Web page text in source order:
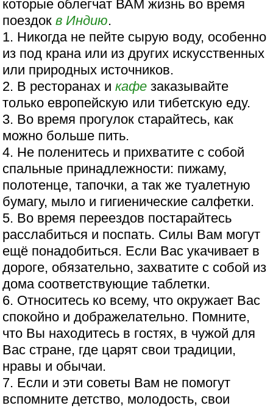
которые облегчат ВАМ жизнь во время
поездокв Индию.
1. Никогда не пейте сырую воду, особенно
из под крана или из других искусственных
или природных источников.
2. В ресторанах икафе заказывайте
только европейскую или тибетскую еду.
3. Во время прогулок старайтесь, как
можно больше пить.
4. Не поленитесь и прихватите с собой
спальные принадлежности: пижаму,
полотенце, тапочки, а так же туалетную
бумагу, мыло и гигиенические салфетки.
5. Во время переездов постарайтесь
расслабиться и поспать. Силы Вам могут
ещё понадобиться. Если Вас укачивает в
дороге, обязательно, захватите с собой из
дома соответствующие таблетки.
6. Относитесь ко всему, что окружает Вас
спокойно и дображелательно. Помните,
что Вы находитесь в гостях, в чужой для
Вас стране, где царят свои традиции,
нравы и обычаи.
7. Если и эти советы Вам не помогут
вспомните детство, молодость, свои